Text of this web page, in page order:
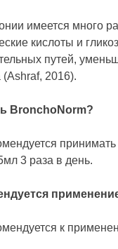
имеется много
кислоты и
путей,
(Ashraf, 2016).
BronchoNorm?
3 раза в день.
к